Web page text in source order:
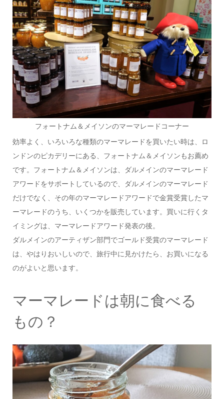
フォートナム＆メイソンのマーマレードコーナー
効率よく、いろいろな種類のマーマレードを買いたい時は、ロ
ンドンのピカデリーにある、フォートナム＆メイソンもお薦め
です。フォートナム＆メイソンは、ダルメインのマーマレード
アワードをサポートしているので、ダルメインのマーマレード
だけでなく、その年のマーマレードアワードで金賞受賞したマ
ーマレードのうち、いくつかを販売しています。買いに行くタ
イミングは、マーマレードアワード発表の後。
ダルメインのアーティザン部門でゴールド受賞のマーマレード
は、やはりおいしいので、旅行中に見かけたら、お買いになる
のがよいと思います。
マーマレードは朝に食べる
もの？